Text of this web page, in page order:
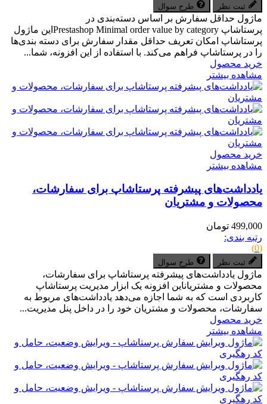
ثبت نظر طرح سوال
ماژول حداقل سفارش بر اساس دسته‌بندی در
پرستاشاپ Prestashop Minimal order value by categoryاین ماژول
پرستاشاپ امکان تعریف حداقل مقدار سفارش برای دسته بندی‌ها
را در پرستاشاپ فراهم می‌کند. با استفاده از این افزونه، شما...
خرید محصول
مشاهده بیشتر
خرید محصول
مشاهده بیشتر
یادداشت‌های پیشرفته پرستاشاپ برای سفارشات،
محصولات و مشتریان
499,000 تومان
رتبه بندی:
(0)
ثبت نظر طرح سوال
ماژول یادداشت‌های پیشرفته پرستاشاپ برای سفارشات،
محصولات و مشتریاناین افزونه یک ابزار مدیریت پرستاشاپ
کاربردی است که به شما اجازه می‌دهد یادداشت‌های مربوط به
سفارشات، محصولات و مشتریان خود را در داخل پنل مدیریت...
خرید محصول
مشاهده بیشتر